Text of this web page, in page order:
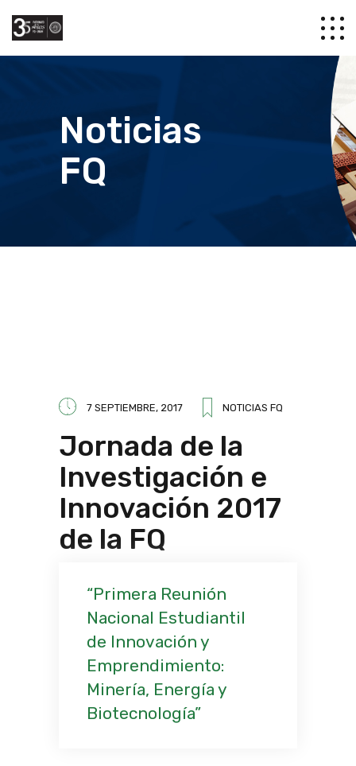
Noticias
FQ
7 SEPTIEMBRE, 2017 NOTICIAS FQ
Jornada de la
Investigación e
Innovación 2017
de la FQ
Primera Reunión
Nacional Estudiantil
de Innovación y
Emprendimiento:
Minería, Energía y
Biotecnología